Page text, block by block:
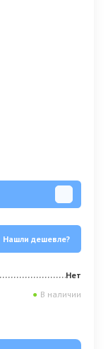
Нашли дешевле?
Нет
● В наличии